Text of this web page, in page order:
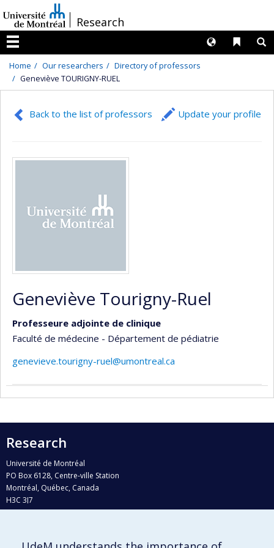
au
contenu
/Research
Menu
Liens
Langues
Home Our researchers
Directory of professors
Geneviève TOURIGNY-RUEL
Back to the list of professors Update your profile
Geneviève Tourigny-Ruel
Professeure adjointe de clinique
Faculté de médecine - Département de pédiatrie
genevieve.tourigny-ruel@umontreal.ca
Research
Université de Montréal
PO Box 6128, Centre-ville Station
Montréal, Québec, Canada
H3C 3J7